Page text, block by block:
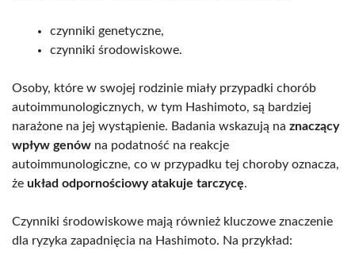
czynniki genetyczne,
czynniki środowiskowe.
Osoby, które w swojej rodzinie miały przypadki chorób
autoimmunologicznych, w tym Hashimoto, są bardziej
narażone na jej wystąpienie. Badania wskazują na znaczący
wpływ genów na podatność na reakcje
autoimmunologiczne, co w przypadku tej choroby oznacza,
że układ odpornościowy atakuje tarczycę.
Czynniki środowiskowe mają również kluczowe znaczenie
dla ryzyka zapadnięcia na Hashimoto. Na przykład: